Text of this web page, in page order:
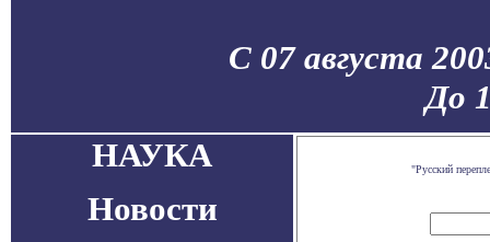
С 07 августа
До
НАУКА
Новости
"Русский